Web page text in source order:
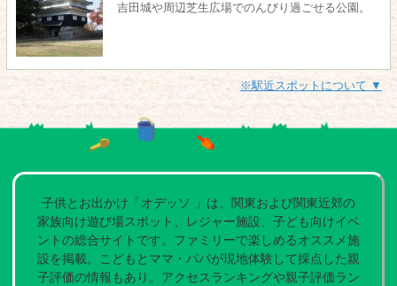
吉田城や周辺芝生広場でのんびり過ごせる公園。
※駅近スポットについて ▼
子供とお出かけ「オデッソ 」は、関東および関東近郊の
家族向け遊び場スポット、レジャー施設、子ども向けイベ
ントの総合サイトです。ファミリーで楽しめるオススメ施
設を掲載。こどもとママ・パパが現地体験して採点した親
子評価の情報もあり。アクセスランキングや親子評価ラン